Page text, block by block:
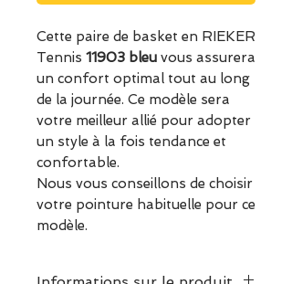
Cette paire de basket en RIEKER
Tennis 11903 bleu vous assurera
un confort optimal tout au long
de la journée. Ce modèle sera
votre meilleur allié pour adopter
un style à la fois tendance et
confortable.
Nous vous conseillons de choisir
votre pointure habituelle pour ce
modèle.